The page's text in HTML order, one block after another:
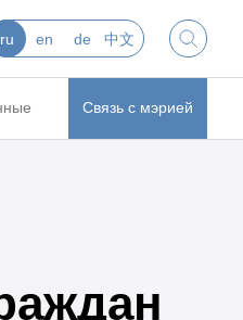
ru en de 中文
Связь с мэрией